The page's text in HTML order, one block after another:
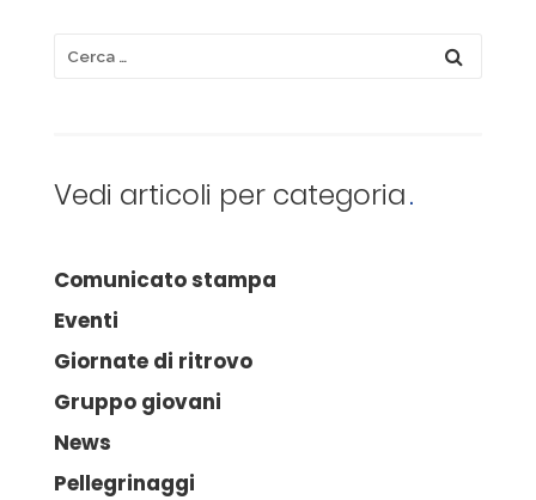
Vedi articoli per categoria
Comunicato stampa
Eventi
Giornate di ritrovo
Gruppo giovani
News
Pellegrinaggi